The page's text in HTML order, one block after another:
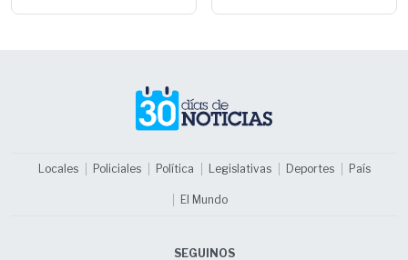
Locales Policiales Política Legislativas Deportes País
El Mundo
SEGUINOS